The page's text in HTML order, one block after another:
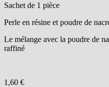
Sachet de 1 pièce
Perle en résine et poudre de
Le mélange avec la poudre de
raffiné
1,60 €